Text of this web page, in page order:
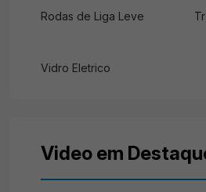
Rodas de Liga Leve
Vidro Eletrico
Video em